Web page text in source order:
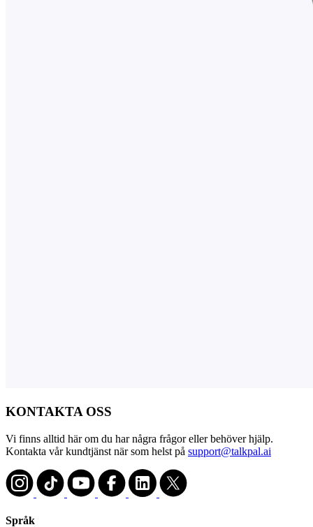
KONTAKTA OSS
Vi finns alltid här om du har några frågor eller behöver hjälp.
Kontakta vår kundtjänst när som helst på support@talkpal.ai
Språk